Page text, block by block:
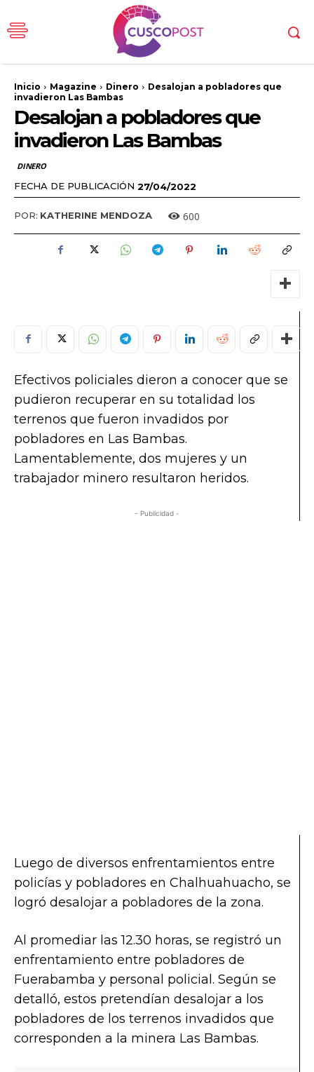
Inicio Magazine Dinero
Desalojan a pobladores que
invadieron Las Bambas
Desalojan a pobladores que
invadieron Las Bambas
DINERO
FECHA DE PUBLICACIÓN 27/04/2022
POR: KATHERINE MENDOZA 600
Efectivos policiales dieron a conocer que se
pudieron recuperar en su totalidad los
terrenos que fueron invadidos por
pobladores en Las Bambas.
Lamentablemente, dos mujeres y un
trabajador minero resultaron heridos.
- Publicidad -
Luego de diversos enfrentamientos entre
policías y pobladores en Chalhuahuacho, se
logró desalojar a pobladores de la zona.
Al promediar las 12.30 horas, se registró un
enfrentamiento entre pobladores de
Fuerabamba y personal policial. Según se
detalló, estos pretendían desalojar a los
pobladores de los terrenos invadidos que
corresponden a la minera Las Bambas.